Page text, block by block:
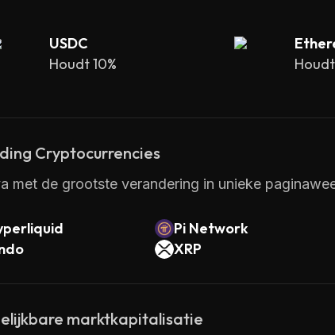
USDC
Houdt 10%
Houdt
Cryptocurrencies
met de grootste verandering in unieke
Pi Network
XRP
marktkapitalisatie